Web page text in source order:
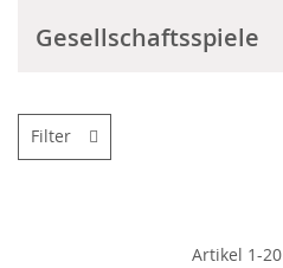
Gesellschaftsspiele
Artikel 1-20
Filter